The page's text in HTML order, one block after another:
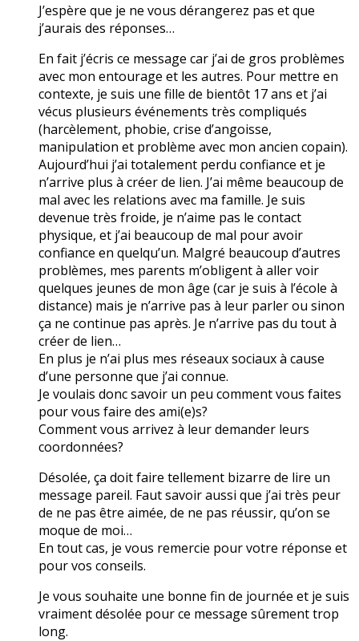
J’espère que je ne vous dérangerez pas et que
j’aurais des réponses…
En fait j’écris ce message car j’ai de gros problèmes
avec mon entourage et les autres. Pour mettre en
contexte, je suis une fille de bientôt 17 ans et j’ai
vécus plusieurs événements très compliqués
(harcèlement, phobie, crise d’angoisse,
manipulation et problème avec mon ancien copain).
Aujourd’hui j’ai totalement perdu confiance et je
n’arrive plus à créer de lien. J’ai même beaucoup de
mal avec les relations avec ma famille. Je suis
devenue très froide, je n’aime pas le contact
physique, et j’ai beaucoup de mal pour avoir
confiance en quelqu’un. Malgré beaucoup d’autres
problèmes, mes parents m’obligent à aller voir
quelques jeunes de mon âge (car je suis à l’école à
distance) mais je n’arrive pas à leur parler ou sinon
ça ne continue pas après. Je n’arrive pas du tout à
créer de lien…
En plus je n’ai plus mes réseaux sociaux à cause
d’une personne que j’ai connue.
Je voulais donc savoir un peu comment vous faites
pour vous faire des ami(e)s?
Comment vous arrivez à leur demander leurs
coordonnées?
Désolée, ça doit faire tellement bizarre de lire un
message pareil. Faut savoir aussi que j’ai très peur
de ne pas être aimée, de ne pas réussir, qu’on se
moque de moi…
En tout cas, je vous remercie pour votre réponse et
pour vos conseils.
Je vous souhaite une bonne fin de journée et je suis
vraiment désolée pour ce message sûrement trop
long.